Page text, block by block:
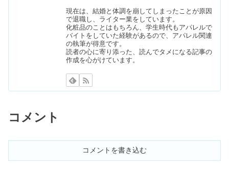
グランドセイコーは後悔するからやめ
とけ？人気ない？愛用芸能人も
キで安く買う方法や年齢層も
40代・50代女性のジーンズはダサい&
現在は、結婚と体調を崩してしまったことが原因
で退職し、ライター業をしています。
化粧品のことはもちろん、学生時代もアパレルで
バイトをしていた経験があるので、アパレル関連
の執筆が得意です。
読者の心に寄り添った、読んでタメになる記事の
作成を心がけています。
コメント
コメントを書き込む